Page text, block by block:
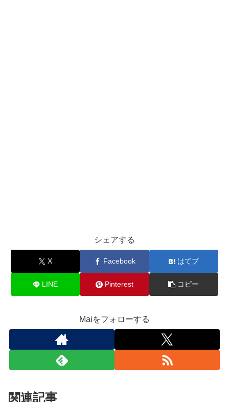
シェアする
X Facebook はてブ
LINE Pinterest コピー
Maiをフォローする
関連記事